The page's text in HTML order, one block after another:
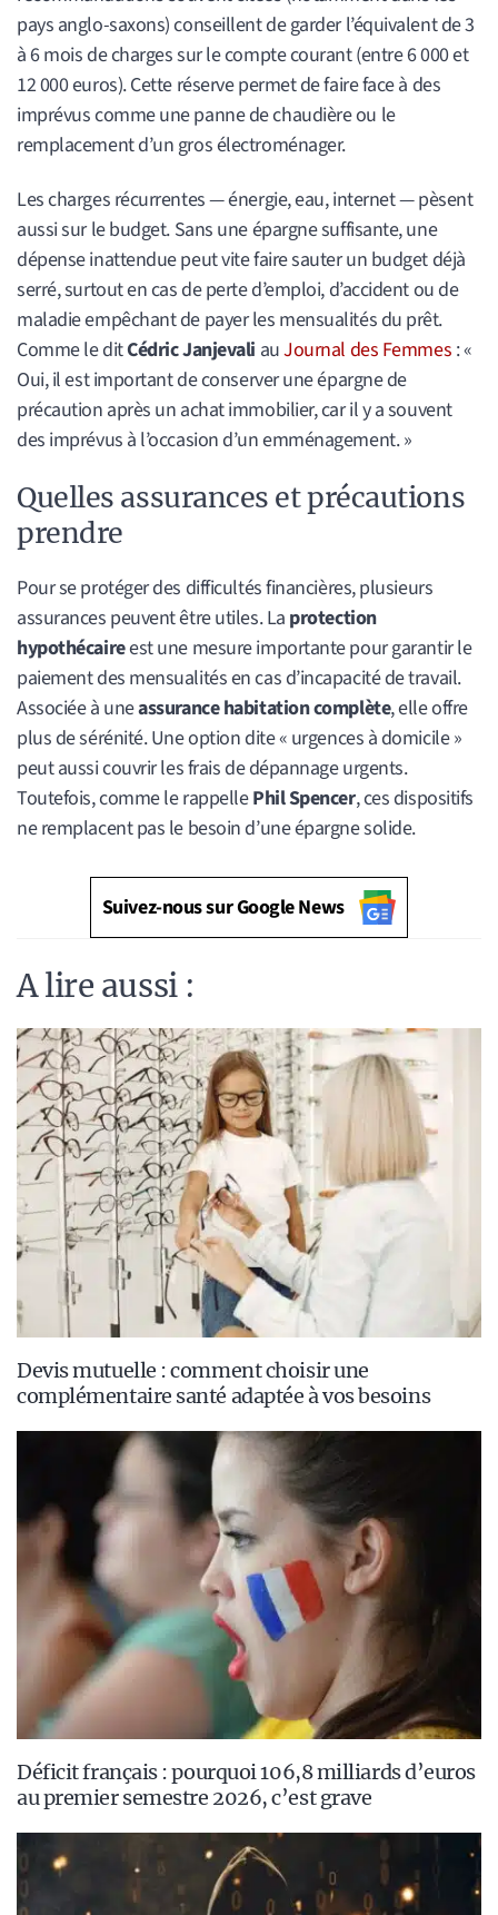
pays anglo-saxons) conseillent de garder l’équivalent de 3
à 6 mois de charges sur le compte courant (entre 6 000 et
12 000 euros). Cette réserve permet de faire face à des
imprévus comme une panne de chaudière ou le
remplacement d’un gros électroménager.
Les charges récurrentes — énergie, eau, internet — pèsent
aussi sur le budget. Sans une épargne suffisante, une
dépense inattendue peut vite faire sauter un budget déjà
serré, surtout en cas de perte d’emploi, d’accident ou de
maladie empêchant de payer les mensualités du prêt.
Comme le ditCédric Janjevali auJournal des Femmes : «
Oui, il est important de conserver une épargne de
précaution après un achat immobilier, car il y a souvent
des imprévus à l’occasion d’un emménagement. »
Quelles assurances et précautions
prendre
Pour se protéger des difficultés financières, plusieurs
assurances peuvent être utiles. La protection
hypothécaireest une mesure importante pour garantir le
paiement des mensualités en cas d’incapacité de travail.
Associée à uneassurance habitation complète, elle offre
plus de sérénité. Une option dite « urgences à domicile »
peut aussi couvrir les frais de dépannage urgents.
Toutefois, comme le rappellePhil Spencer, ces dispositifs
ne remplacent pas le besoin d’une épargne solide.
Suivez-nous sur Google News
A lire aussi :
Devis mutuelle : comment choisir une
complémentaire santé adaptée à vos besoins
Déficit français : pourquoi 106,8 milliards d’euros
au premier semestre 2026, c’est grave